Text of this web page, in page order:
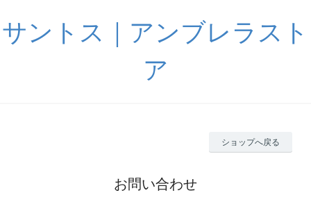
サントス｜アンブレラスト
ア
ショップへ戻る
お問い合わせ